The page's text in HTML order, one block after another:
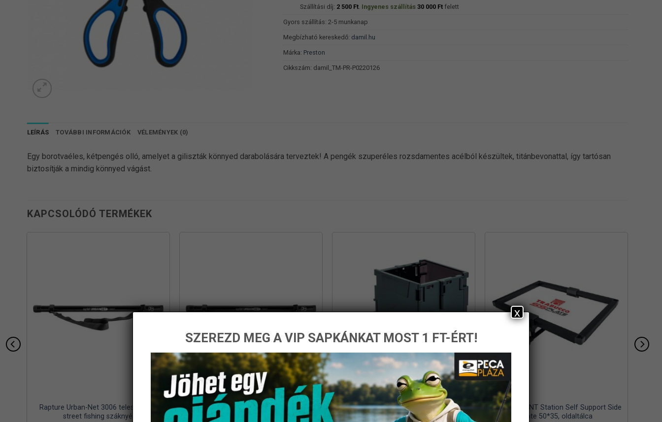
Szállítási díj: 2 500 Ft. Ingyenes szállítás 30 000 Ftfelett
Gyors szállítás: 2-5 munkanap
Megbízható kereskedő: damil.hu
Márka: Preston
Cikkszám: damil_TM-PR-P0220126
LEÍRÁS TOVÁBBI INFORMÁCIÓK VÉLEMÉNYEK (0)
Egy borotvaéles, kétpengés olló, amelyet a giliszták könnyed darabolására terveztek! A pengék szuperéles rozsdamentes acélból készültek, titánbevonattal, így tartósan
biztosítják a mindig könnyed vágást.
KAPCSOLÓDÓ TERMÉKEK
Rapture Urban-Net 3006 teleszkópos
street fishing száknyél
Rapture Urban-Net 3507 teleszkópos
street fishing száknyél
Rapture Areabox Tackle system
összecsukható tároló
Trabucco GNT Station Self Support Side
Plate 50*35, oldaltálca
SZEREZD MEG A VIP SAPKÁNKAT MOST 1 FT-ÉRT!
x